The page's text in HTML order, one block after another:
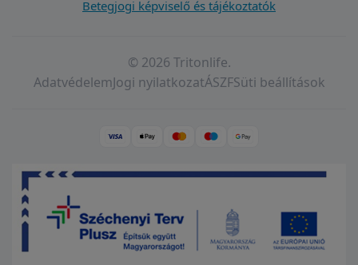
Betegjogi képviselő és tájékoztatók
© 2026 Tritonlife.
AdatvédelemJogi nyilatkozatÁSZFSüti beállítások